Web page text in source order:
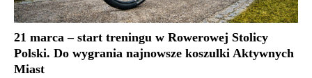
21 marca – start treningu w Rowerowej Stolicy
Polski. Do wygrania najnowsze koszulki Aktywnych
Miast